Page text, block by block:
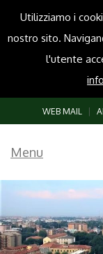
Utilizziamo i
nostro sito.
l'utente
WEB MAIL
Menu